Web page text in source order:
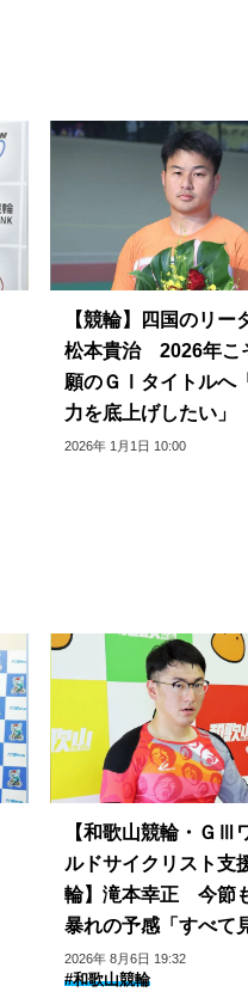
【競輪】四国のリー
松本貴治 2026年こ
願のＧⅠタイトルへ
力を底上げしたい」
2026年 1月1日 10:00
【和歌山競輪・ＧⅢ
ルドサイクリスト支
輪】滝本幸正 今節
暴れの予感「すべて
して」パワーアップ
2026年 8月6日 19:32
#和歌山競輪